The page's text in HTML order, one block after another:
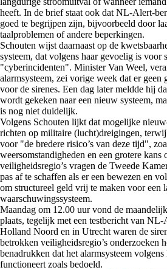
heeft. In de brief staat ook dat NL-Alert-
goed te begrijpen zijn, bijvoorbeeld door
taalproblemen of andere beperkingen.
Schouten wijst daarnaast op de
systeem, dat volgens haar gevoelig is voor
"cyberincidenten". Minister Van Weel,
alarmsysteem, zei vorige week dat er geen
voor de sirenes. Een dag later meldde hij
wordt gekeken naar een nieuw systeem,
is nog niet duidelijk.
Volgens Schouten lijkt dat mogelijke
richten op militaire (lucht)dreigingen,
voor "de bredere risico’s van deze tijd",
weersomstandigheden en een grotere
veiligheidsregio’s vragen de Tweede
pas af te schaffen als er een bewezen en
om structureel geld vrij te maken voor een
waarschuwingssysteem.
Maandag om 12.00 uur vond de
plaats, tegelijk met een testbericht van
Holland Noord en in Utrecht waren de
betrokken veiligheidsregio’s onderzoeken
benadrukken dat het alarmsysteem
functioneert zoals bedoeld.